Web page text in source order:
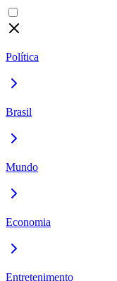
Política
Brasil
Mundo
Economia
Entretenimento